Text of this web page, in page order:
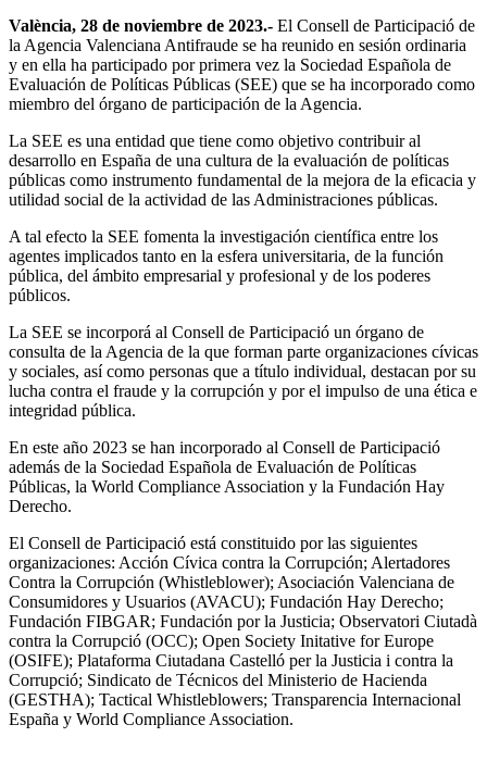
València, 28 de noviembre de 2023.- El Consell de Participació de
la Agencia Valenciana Antifraude se ha reunido en sesión ordinaria
y en ella ha participado por primera vez la Sociedad Española de
Evaluación de Políticas Públicas (SEE) que se ha incorporado como
miembro del órgano de participación de la Agencia.
La SEE es una entidad que tiene como objetivo contribuir al
desarrollo en España de una cultura de la evaluación de políticas
públicas como instrumento fundamental de la mejora de la eficacia y
utilidad social de la actividad de las Administraciones públicas.
A tal efecto la SEE fomenta la investigación científica entre los
agentes implicados tanto en la esfera universitaria, de la función
pública, del ámbito empresarial y profesional y de los poderes
públicos.
La SEE se incorporá al Consell de Participació un órgano de
consulta de la Agencia de la que forman parte organizaciones cívicas
y sociales, así como personas que a título individual, destacan por su
lucha contra el fraude y la corrupción y por el impulso de una ética e
integridad pública.
En este año 2023 se han incorporado al Consell de Participació
además de la Sociedad Española de Evaluación de Políticas
Públicas, la World Compliance Association y la Fundación Hay
Derecho.
El Consell de Participació está constituido por las siguientes
organizaciones: Acción Cívica contra la Corrupción; Alertadores
Contra la Corrupción (Whistleblower); Asociación Valenciana de
Consumidores y Usuarios (AVACU); Fundación Hay Derecho;
Fundación FIBGAR; Fundación por la Justicia; Observatori Ciutadà
contra la Corrupció (OCC); Open Society Initative for Europe
(OSIFE); Plataforma Ciutadana Castelló per la Justicia i contra la
Corrupció; Sindicato de Técnicos del Ministerio de Hacienda
(GESTHA); Tactical Whistleblowers; Transparencia Internacional
España y World Compliance Association.